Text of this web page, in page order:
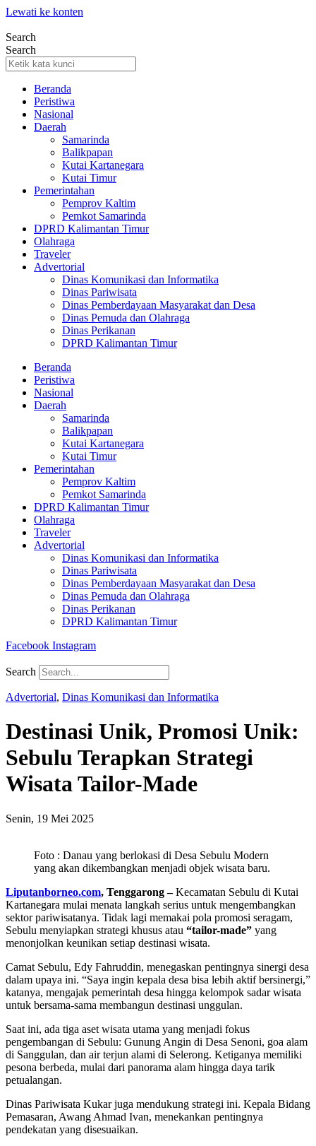
Lewati ke konten
Search
Search
Beranda
Peristiwa
Nasional
Daerah
Samarinda
Balikpapan
Kutai Kartanegara
Kutai Timur
Pemerintahan
Pemprov Kaltim
Pemkot Samarinda
DPRD Kalimantan Timur
Olahraga
Traveler
Advertorial
Dinas Komunikasi dan Informatika
Dinas Pariwisata
Dinas Pemberdayaan Masyarakat dan Desa
Dinas Pemuda dan Olahraga
Dinas Perikanan
DPRD Kalimantan Timur
Beranda
Peristiwa
Nasional
Daerah
Samarinda
Balikpapan
Kutai Kartanegara
Kutai Timur
Pemerintahan
Pemprov Kaltim
Pemkot Samarinda
DPRD Kalimantan Timur
Olahraga
Traveler
Advertorial
Dinas Komunikasi dan Informatika
Dinas Pariwisata
Dinas Pemberdayaan Masyarakat dan Desa
Dinas Pemuda dan Olahraga
Dinas Perikanan
DPRD Kalimantan Timur
Facebook Instagram
Search
Advertorial, Dinas Komunikasi dan Informatika
Destinasi Unik, Promosi Unik:
Sebulu Terapkan Strategi
Wisata Tailor-Made
Senin, 19 Mei 2025
Foto : Danau yang berlokasi di Desa Sebulu Modern
yang akan dikembangkan menjadi objek wisata baru.
Liputanborneo.com, Tenggarong –Kecamatan Sebulu di Kutai
Kartanegara mulai menata langkah serius untuk mengembangkan
sektor pariwisatanya. Tidak lagi memakai pola promosi seragam,
Sebulu menyiapkan strategi khusus atau “tailor-made” yang
menonjolkan keunikan setiap destinasi wisata.
Camat Sebulu, Edy Fahruddin, menegaskan pentingnya sinergi desa
dalam upaya ini. “Saya ingin kepala desa bisa lebih aktif bersinergi,”
katanya, mengajak pemerintah desa hingga kelompok sadar wisata
untuk bersama-sama membangun destinasi unggulan.
Saat ini, ada tiga aset wisata utama yang menjadi fokus
pengembangan di Sebulu: Gunung Angin di Desa Senoni, goa alam
di Sanggulan, dan air terjun alami di Selerong. Ketiganya memiliki
pesona berbeda, mulai dari panorama alam hingga daya tarik
petualangan.
Dinas Pariwisata Kukar juga mendukung strategi ini. Kepala Bidang
Pemasaran, Awang Ahmad Ivan, menekankan pentingnya
pendekatan yang disesuaikan.